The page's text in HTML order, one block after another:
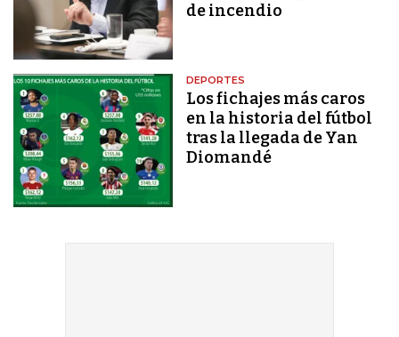
de incendio
DEPORTES
Los fichajes más caros
en la historia del fútbol
tras la llegada de Yan
Diomandé